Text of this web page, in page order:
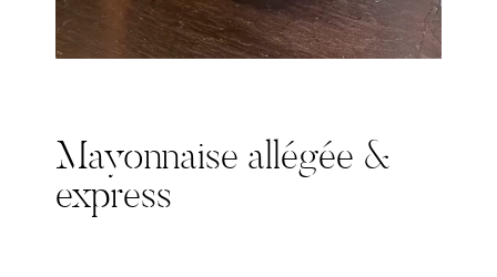
Mayonnaise allégée &
express